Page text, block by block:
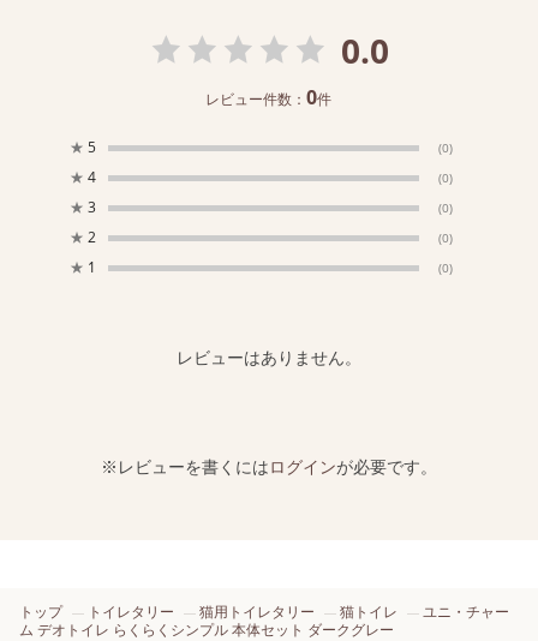
0.0
レビュー件数：0件
★ 5 (0)
★ 4 (0)
★ 3 (0)
★ 2 (0)
★ 1 (0)
レビューはありません。
※レビューを書くにはログインが必要です。
トップ トイレタリー 猫用トイレタリー 猫トイレ
ユニ・チャー
ム デオトイレ らくらくシンプル 本体セット ダークグレー